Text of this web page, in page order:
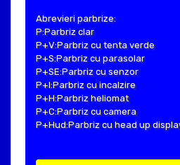
Abrevieri parbrize:
P:Parbriz clar
P+V:Parbriz cu tenta verde
P+S:Parbriz cu parasolar
P+SE:Parbriz cu senzor
P+I:Parbriz cu incalzire
P+H:Parbriz heliomat
P+C:Parbriz cu camera
P+Hud:Parbriz cu head up